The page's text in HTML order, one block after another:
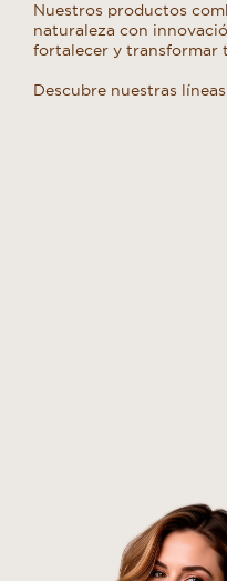
Nuestros productos
naturaleza con
fortalecer y transformar
Descubre nuestras